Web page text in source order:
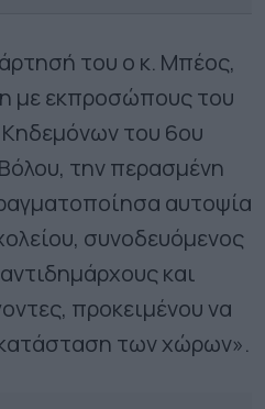
του ο κ. Μπέος,
με εκπροσώπους του
του 6ου
την περασμένη
αυτοψία
συνοδευόμενος
και
προκειμένου να
των χώρων».